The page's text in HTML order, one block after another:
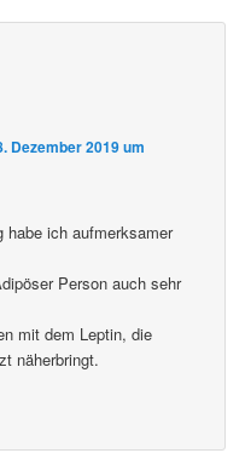
Dezember 2019 um
habe ich aufmerksamer
Person auch sehr
mit dem Leptin, die
näherbringt.